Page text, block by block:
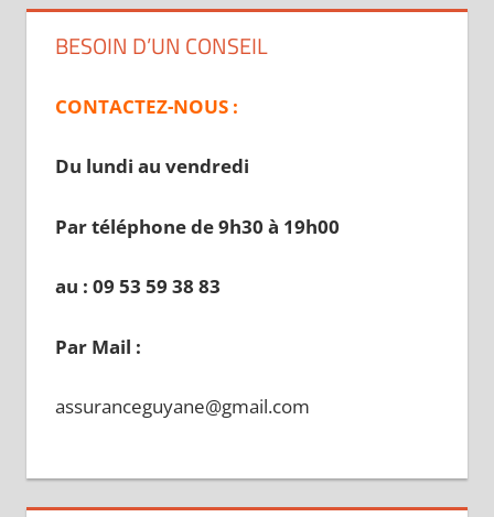
BESOIN D’UN CONSEIL
CONTACTEZ-NOUS :
Du lundi au vendredi
Par téléphone de 9h30 à 19h00
au : 09 53 59 38 83
Par Mail :
assuranceguyane@gmail.com